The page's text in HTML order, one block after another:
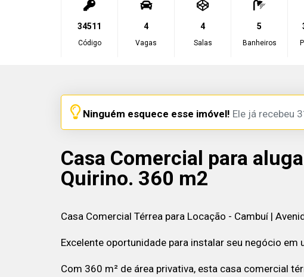
34511
Código
4
Vagas
4
Salas
5
Banheiros
Ninguém esquece esse imóvel! Ele já recebeu
Casa Comercial para
Quirino. 360 m2
Casa Comercial Térrea para Locação - Cambuí |
Excelente oportunidade para instalar seu negócio em
Com 360 m² de área privativa, esta casa comercial